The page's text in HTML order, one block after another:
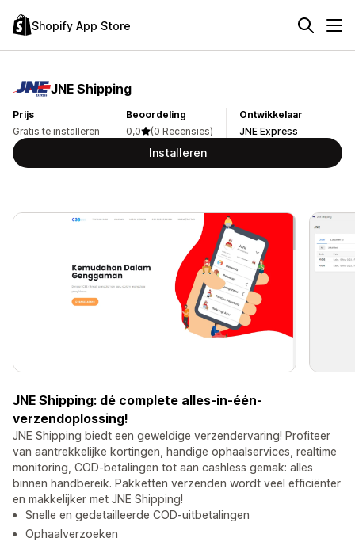
Shopify App Store
JNE Shipping
Prijs
Gratis te installeren
Beoordeling
0,0
(0 Recensies)
Ontwikkelaar
JNE Express
Installeren
JNE Shipping: dé complete alles-in-één-
verzendoplossing!
JNE Shipping biedt een geweldige verzendervaring! Profiteer
van aantrekkelijke kortingen, handige ophaalservices, realtime
monitoring, COD-betalingen tot aan cashless gemak: alles
binnen handbereik. Pakketten verzenden wordt veel efficiënter
en makkelijker met JNE Shipping!
Snelle en gedetailleerde COD-uitbetalingen
Ophaalverzoeken